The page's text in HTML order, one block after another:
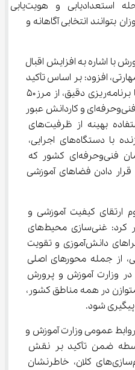
متوسطه اول به‌عنوان مرحله استعدادیابی و هویت‌یابی
اجرا شود تا دانش‌آموزان بتوانند انتخابی آگاهانه و
با اشاره به افزایش اقبال
و آموزش‌های مهارتی، افزود: بر اساس تأکید
درصد در پوشش آموزش‌های فنی‌وحرفه‌ای و کاردانش عبور
کنیم. این هدف، مستلزم استفاده بهینه از ظرفیت‌های
موجود، از جمله تعامل سازنده با دستگاه‌های اجرایی،
بخش خصوصی وبویژه سازمان فنی‌وحرفه‌ای کشور که
قرار دادن فضاهای آموزشی
ارتقای کیفیت آموزشی و
توسعه عدالت آموزشی، اظهار کرد: غنی‌سازی محیط‌های
یادگیری، گسترش پژوهش‌سراهای دانش‌آموزی و تقویت
و برون‌سازمانی، از جمله محورهای اصلی
وزارت آموزش و پرورش
در همه مناطق کشور،
اطلاع‌ رسانی و روابط عمومی وزارت آموزش و
ضمن تأکید بر نقش
مشارکتی استان‌ها در تصمیم‌سازی‌های کلان، خاطرنشان